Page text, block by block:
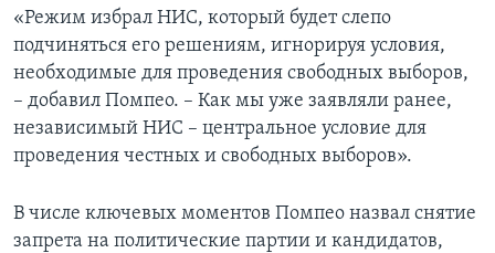
«Режим избрал НИС, который будет слепо
подчиняться его решениям, игнорируя условия,
необходимые для проведения свободных выборов,
– добавил Помпео. – Как мы уже заявляли ранее,
независимый НИС – центральное условие для
проведения честных и свободных выборов».
В числе ключевых моментов Помпео назвал снятие
запрета на политические партии и кандидатов,